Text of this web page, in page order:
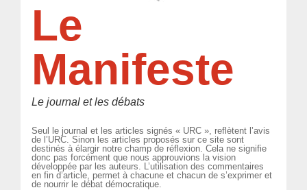
Le
Manifeste
Le journal et les débats
Seul le journal et les articles signés « URC », reflètent l’avis
de l’URC. Sinon les articles proposés sur ce site sont
destinés à élargir notre champ de réflexion. Cela ne signifie
donc pas forcément que nous approuvions la vision
développée par les auteurs. L’utilisation des commentaires
en fin d’article, permet à chacune et chacun de s’exprimer et
de nourrir le débat démocratique.